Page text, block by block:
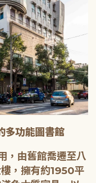
多功能圖書館
，由舊館喬遷至八
，擁有約1950平